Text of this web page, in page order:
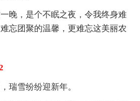
晚，是个不眠之夜，令我终身难
忘团聚的温馨，更难忘这美丽农
瑞雪纷纷迎新年。